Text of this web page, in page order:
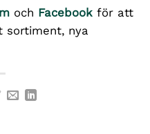
och Facebook för att
sortiment, nya